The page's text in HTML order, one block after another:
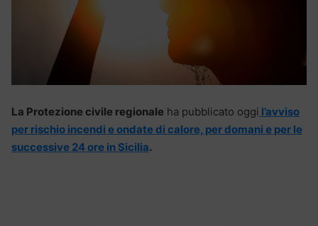
La Protezione civile regionale ha pubblicato oggi l’avviso
per rischio incendi e ondate di calore, per domani e per le
successive 24 ore in Sicilia.